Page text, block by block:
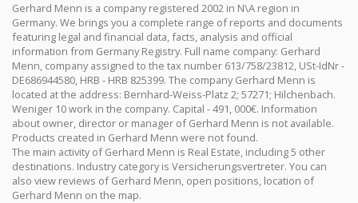
Gerhard Menn is a company registered 2002 in N\A region in
Germany. We brings you a complete range of reports and documents
featuring legal and financial data, facts, analysis and official
information from Germany Registry. Full name company: Gerhard
Menn, company assigned to the tax number 613/758/23812, USt-IdNr -
DE686944580, HRB - HRB 825399. The company Gerhard Menn is
located at the address: Bernhard-Weiss-Platz 2; 57271; Hilchenbach.
Weniger 10 work in the company. Capital - 491, 000€. Information
about owner, director or manager of Gerhard Menn is not available.
Products created in Gerhard Menn were not found.
The main activity of Gerhard Menn is Real Estate, including 5 other
destinations. Industry category is Versicherungsvertreter. You can
also view reviews of Gerhard Menn, open positions, location of
Gerhard Menn on the map.